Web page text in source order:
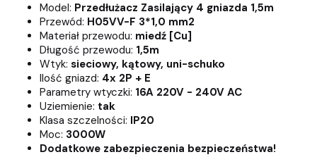
Model: Przedłużacz Zasilający 4 gniazda 1,5m
Przewód: H05VV-F 3*1,0 mm2
Materiał przewodu: miedź [Cu]
Długość przewodu: 1,5m
Wtyk: sieciowy, kątowy, uni-schuko
Ilość gniazd: 4x 2P + E
Parametry wtyczki: 16A 220V - 240V AC
Uziemienie: tak
Klasa szczelności: IP20
Moc: 3000W
Dodatkowe zabezpieczenia bezpieczeństwa!